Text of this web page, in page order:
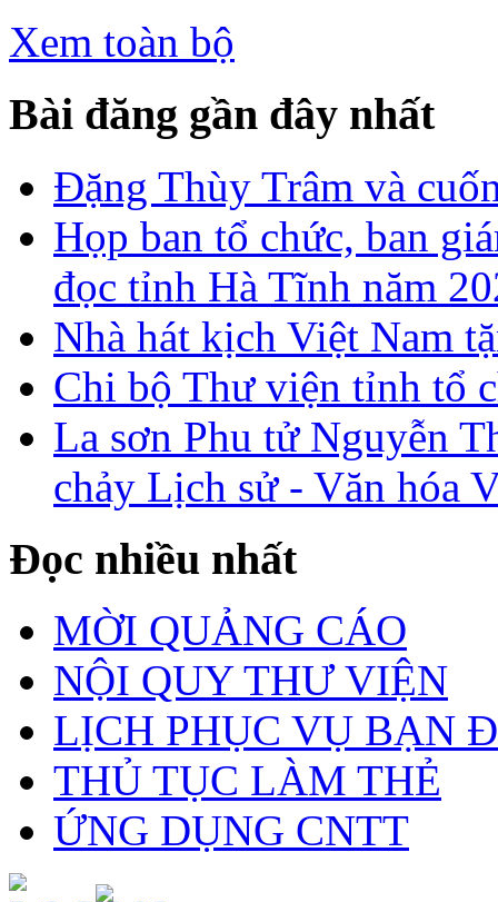
Xem toàn bộ
Bài đăng gần đây nhất
Đặng Thùy Trâm và
Họp ban tổ chức, ban
đọc tỉnh Hà Tĩnh năm
Nhà hát kịch Việt Nam
Chi bộ Thư viện tỉnh tổ
La sơn Phu tử Nguyễn
chảy Lịch sử - Văn hóa
Đọc nhiều nhất
MỜI QUẢNG CÁO
NỘI QUY THƯ VIỆN
LỊCH PHỤC VỤ BẠN
THỦ TỤC LÀM THẺ
ỨNG DỤNG CNTT